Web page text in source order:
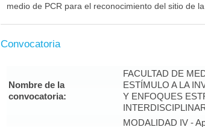
medio de PCR para el reconocimiento del sitio de la
Convocatoria
Nombre de la
convocatoria:
FACULTAD DE
ESTÍMULO A LA
Y ENFOQUES
MODALIDAD IV -